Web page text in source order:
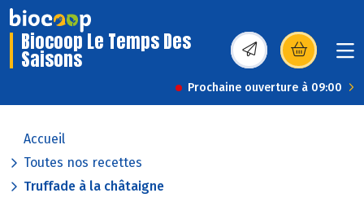
Biocoop Le Temps Des
Saisons (s’ouvre dans une
Prochaine ouverture à 09:00
Accueil
Toutes nos recettes
Truffade à la châtaigne